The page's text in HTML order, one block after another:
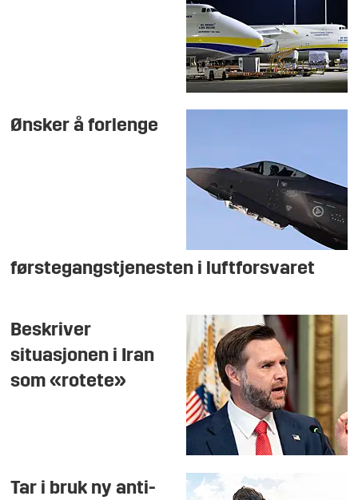
Ønsker å forlenge
førstegangstjenesten i luftforsvaret
Beskriver
situasjonen i Iran
som «rotete»
Tar i bruk ny anti-